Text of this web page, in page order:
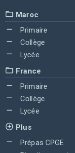
Maroc
Primaire
Collège
Lycée
France
Primaire
Collège
Lycée
Plus
Prépas CPGE